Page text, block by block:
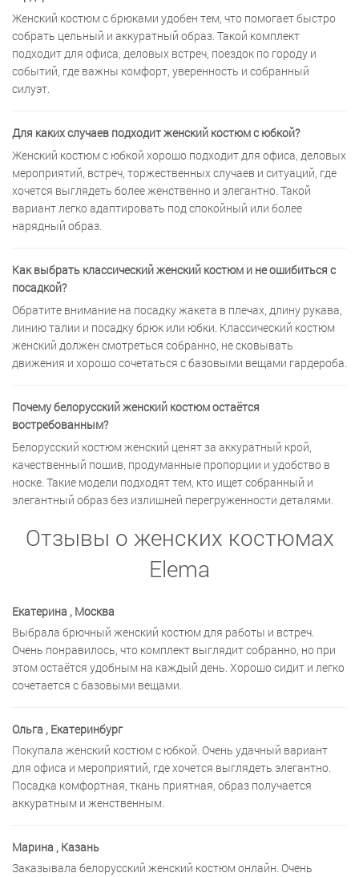
Женский костюм с брюками удобен тем, что помогает быстро
собрать цельный и аккуратный образ. Такой комплект
подходит для офиса, деловых встреч, поездок по городу и
событий, где важны комфорт, уверенность и собранный
силуэт.
Для каких случаев подходит женский костюм с юбкой?
Женский костюм с юбкой хорошо подходит для офиса, деловых
мероприятий, встреч, торжественных случаев и ситуаций, где
хочется выглядеть более женственно и элегантно. Такой
вариант легко адаптировать под спокойный или более
нарядный образ.
Как выбрать классический женский костюм и не ошибиться с
посадкой?
Обратите внимание на посадку жакета в плечах, длину рукава,
линию талии и посадку брюк или юбки. Классический костюм
женский должен смотреться собранно, не сковывать
движения и хорошо сочетаться с базовыми вещами гардероба.
Почему белорусский женский костюм остаётся
востребованным?
Белорусский костюм женский ценят за аккуратный крой,
качественный пошив, продуманные пропорции и удобство в
носке. Такие модели подходят тем, кто ищет собранный и
элегантный образ без излишней перегруженности деталями.
Отзывы о женских костюмах
Elema
Екатерина , Москва
Выбрала брючный женский костюм для работы и встреч.
Очень понравилось, что комплект выглядит собранно, но при
этом остаётся удобным на каждый день. Хорошо сидит и легко
сочетается с базовыми вещами.
Ольга , Екатеринбург
Покупала женский костюм с юбкой. Очень удачный вариант
для офиса и мероприятий, где хочется выглядеть элегантно.
Посадка комфортная, ткань приятная, образ получается
аккуратным и женственным.
Марина , Казань
Заказывала белорусский женский костюм онлайн. Очень